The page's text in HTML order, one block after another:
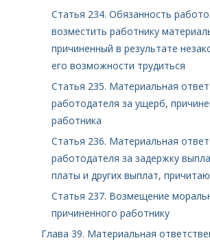
Статья 234. Обязанность
возместить работнику
причиненный в результате
его возможности трудиться
Статья 235. Материальная
работодателя за ущерб,
работника
Статья 236. Материальная
работодателя за задержку
платы и других выплат,
Статья 237. Возмещение
причиненного работнику
Глава 39. Материальная